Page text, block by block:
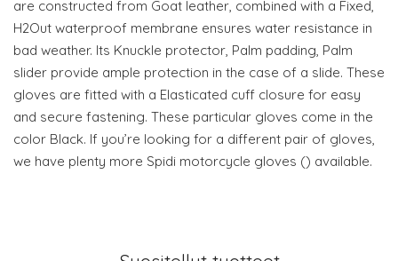
are constructed from Goat leather, combined with a Fixed,
H2Out waterproof membrane ensures water resistance in
bad weather. Its Knuckle protector, Palm padding, Palm
slider provide ample protection in the case of a slide. These
gloves are fitted with a Elasticated cuff closure for easy
and secure fastening. These particular gloves come in the
color Black. If you’re looking for a different pair of gloves,
we have plenty more Spidi motorcycle gloves () available.